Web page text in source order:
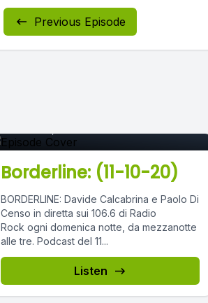
Previous Episode
Borderline: (11-10-20)
BORDERLINE: Davide Calcabrina e Paolo Di
Censo in diretta sui 106.6 di Radio
Rock ogni domenica notte, da mezzanotte
alle tre. Podcast del 11...
Listen